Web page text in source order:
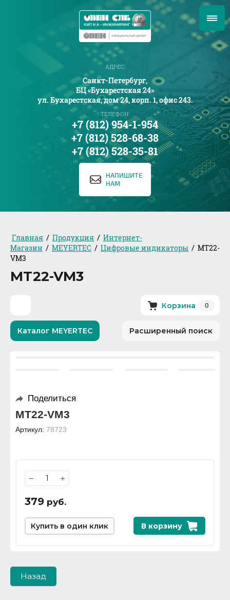
АДРЕС:
Санкт-Петербург,
БЦ «Бухарестская 24»
ул. Бухарестская, дом 24, корп. 1, офис 243.
ТЕЛЕФОН:
+7 (812) 954-1-954
+7 (812) 528-68-38
+7 (812) 528-35-81
НАПИШИТЕ
НАМ
Главная / Продукция / Интернет-
Магазин / MEYERTEC / Цифровые индикаторы / MT22-
VM3
MT22-VM3
Корзина 0
Каталог MEYERTEC Расширенный поиск
Поделиться
MT22-VM3
Артикул: 78723
− +
379 руб.
В корзину
Купить в один клик
Назад